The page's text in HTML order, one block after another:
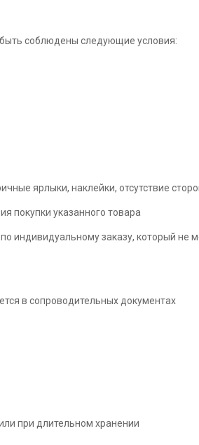
соблюдены следующие условия:
ярлыки, наклейки, отсутствие
покупки указанного товара
индивидуальному заказу, который
в сопроводительных документах
при длительном хранении